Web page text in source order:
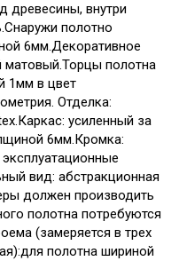
древесины, внутри
полотно
6мм.Декоративное
матовый.Торцы полотна
1мм в цвет
Отделка:
усиленный за
6мм.Кромка:
вид: абстракционная
должен производить
полотна потребуются
(замеряется в трех
полотна шириной